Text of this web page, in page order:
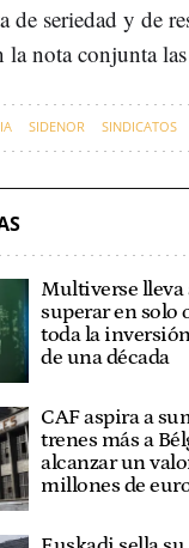
de seriedad y de
nota conjunta
SIDENOR SINDICATOS
Multiverse lleva
superar en solo
toda la
de una década
CAF aspira a
trenes más a
alcanzar un
millones de